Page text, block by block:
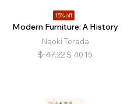
15% off
Modern Furniture: A History
Naoki Terada
$ 47.22 $ 40.15